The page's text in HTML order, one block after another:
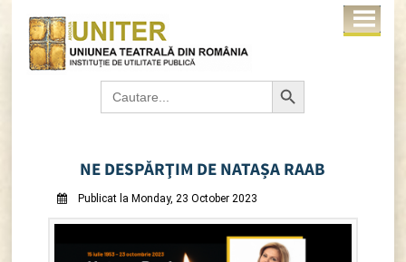
Search
for:
Search Button
NE DESPĂRŢIM DE NATAȘA RAAB
Publicat la Monday, 23 October 2023